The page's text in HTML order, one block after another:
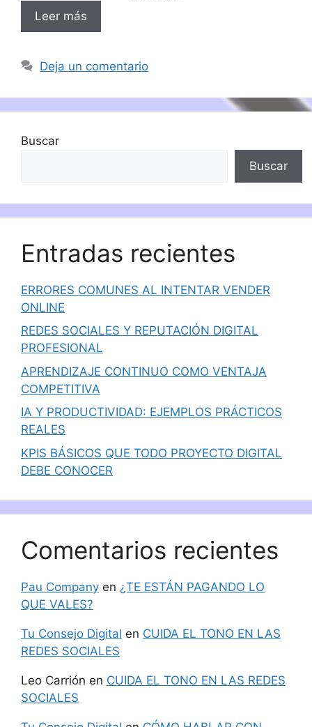
Leer más
Deja un comentario
Buscar
Buscar
Entradas recientes
ERRORES COMUNES AL INTENTAR VENDER
ONLINE
REDES SOCIALES Y REPUTACIÓN DIGITAL
PROFESIONAL
APRENDIZAJE CONTINUO COMO VENTAJA
COMPETITIVA
IA Y PRODUCTIVIDAD: EJEMPLOS PRÁCTICOS
REALES
KPIS BÁSICOS QUE TODO PROYECTO DIGITAL
DEBE CONOCER
Comentarios recientes
Pau Company en ¿TE ESTÁN PAGANDO LO
QUE VALES?
Tu Consejo Digital en CUIDA EL TONO EN LAS
REDES SOCIALES
Leo Carrión en CUIDA EL TONO EN LAS REDES
SOCIALES